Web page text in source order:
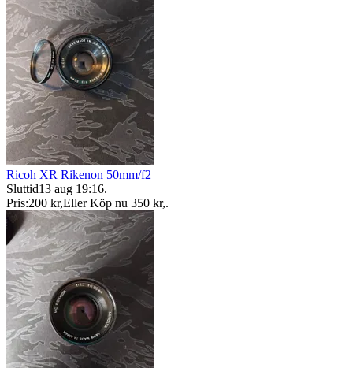
Ricoh XR Rikenon 50mm/f2
Sluttid13 aug 19:16.
Pris:200 kr,Eller Köp nu 350 kr,.